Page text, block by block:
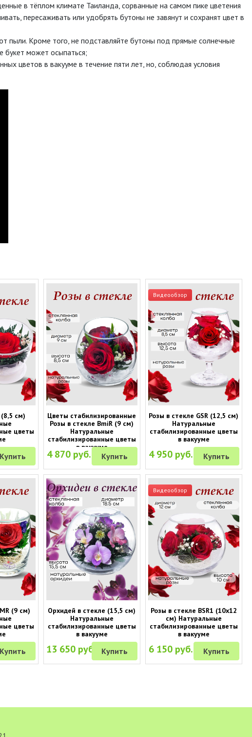
в тёплом климате Таиланда, сорванные на самом пике цветения
пересаживать или удобрять бутоны не завянут и сохранят цвет в
пыли. Кроме того, не подставляйте бутоны под прямые солнечные
букет может осыпаться;
цветов в вакууме в течение пяти лет, но, соблюдая условия
см)
цветы
Купить
Цветы стабилизированные
Розы в стекле BmiR (9 см)
Натуральные
стабилизированные цветы
в вакууме
4 870 руб. Купить
Видеообзор
Розы в стекле GSR (12,5 см)
Натуральные
стабилизированные цветы
в вакууме
4 950 руб. Купить
(9 см)
цветы
Купить
Орхидей в стекле (15,5 см)
Натуральные
стабилизированные цветы
в вакууме
13 650 руб. Купить
Видеообзор
Розы в стекле BSR1 (10х12
см) Натуральные
стабилизированные цветы
в вакууме
6 150 руб. Купить